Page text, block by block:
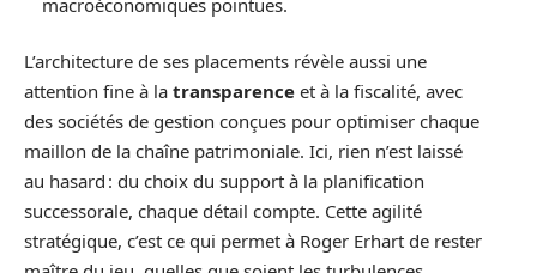
L’architecture de ses placements révèle aussi une
attention fine à la transparence et à la fiscalité, avec
des sociétés de gestion conçues pour optimiser chaque
maillon de la chaîne patrimoniale. Ici, rien n’est laissé
au hasard : du choix du support à la planification
successorale, chaque détail compte. Cette agilité
stratégique, c’est ce qui permet à Roger Erhart de rester